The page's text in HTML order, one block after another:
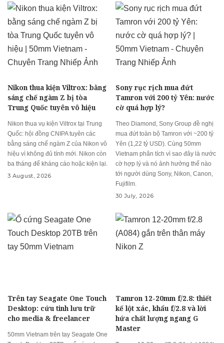
Nikon thua kiện Viltrox: bằng
sáng chế ngàm Z bị tòa
Trung Quốc tuyên vô hiệu
Nikon thua vụ kiện Viltrox tại Trung
Quốc: hội đồng CNIPA tuyên các
bằng sáng chế ngàm Z của Nikon vô
hiệu vì không đủ tính mới. Nikon còn
ba tháng để kháng cáo hoặc kiện lại.
3 August, 2026
Sony rục rịch mua đứt
Tamron với 200 tỷ Yên: nước
cờ quá hợp lý?
Theo Diamond, Sony Group đề nghị
mua đứt toàn bộ Tamron với ~200 tỷ
Yên (1,22 tỷ USD). Cùng 50mm
Vietnam phân tích vì sao đây là nước
cờ hợp lý và nó ảnh hưởng thế nào
tới người dùng Sony, Nikon, Canon,
Fujifilm.
30 July, 2026
Trên tay Seagate One Touch
Desktop: cứu tinh lưu trữ
cho media & freelancer
50mm Vietnam trên tay Seagate One
Tamron 12-20mm f/2.8: thiết
kế lột xác, khẩu f/2.8 và lời
hứa chất lượng ngang G
Master